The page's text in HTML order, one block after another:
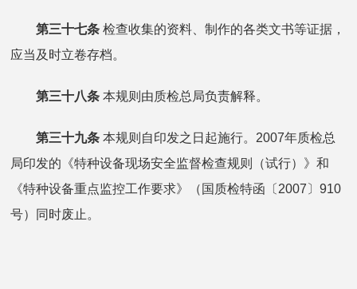
第三十七条 检查收集的资料、制作的各类文书等证据，
应当及时立卷存档。
第三十八条 本规则由质检总局负责解释。
第三十九条 本规则自印发之日起施行。2007年质检总
局印发的《特种设备现场安全监督检查规则（试行）》和
《特种设备重点监控工作要求》（国质检特函〔2007〕910
号）同时废止。